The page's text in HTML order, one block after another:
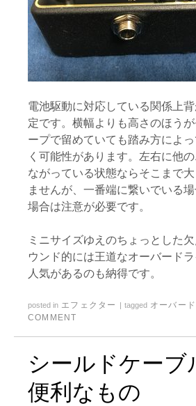
電池駆動に対応している関係上
定です。横幅よりも高さのほう
ープで留めていても踏み方によ
く可能性があります。左右に他
ながっている状態ならそこまで
ませんが、一番端に繋いでいる
場合は注意が必要です。
ミニサイズゆえのちょっとした
ウンド的には王道なオーバード
人気があるのも納得です。
posted in エフェクター tagged オーバー
COMMENT
シールドケーブ
便利なもの